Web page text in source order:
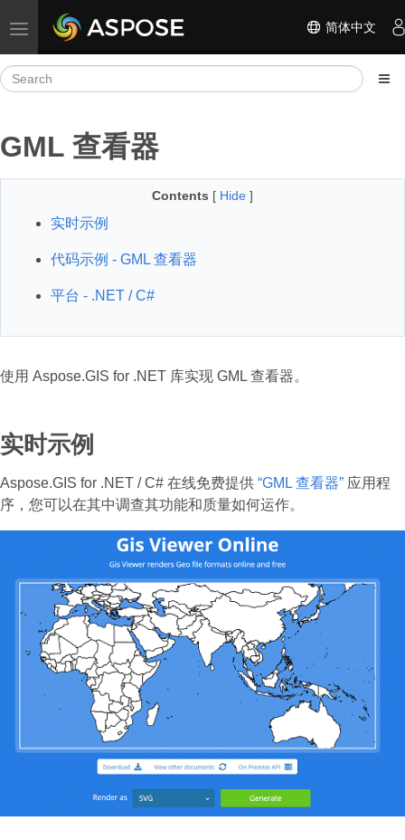
Toggle navigation 简体中文
GML 查看器
Contents [ Hide ]
实时示例
代码示例 - GML 查看器
平台 - .NET / C#
使用 Aspose.GIS for .NET 库实现 GML 查看器。
实时示例
Aspose.GIS for .NET / C# 在线免费提供 “GML 查看器” 应用程
序，您可以在其中调查其功能和质量如何运作。